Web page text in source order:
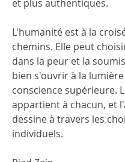
et plus authentiques.
L'humanité est à la
chemins. Elle peut
dans la peur et la
bien s'ouvrir à la
conscience supérieure.
appartient à chacun, et
dessine à travers les
individuels.